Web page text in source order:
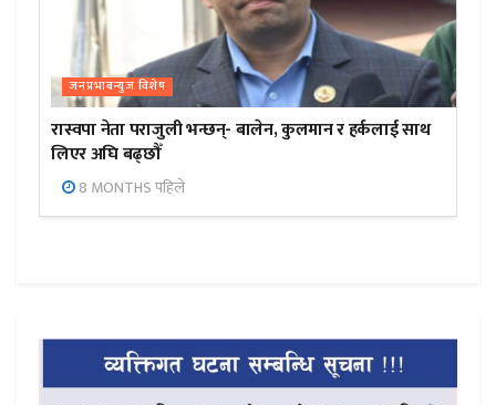
जनप्रभाबन्युज विशेष
रास्वपा नेता पराजुली भन्छन्- बालेन, कुलमान र हर्कलाई साथ
लिएर अघि बढ्छौँ
8 MONTHS पहिले